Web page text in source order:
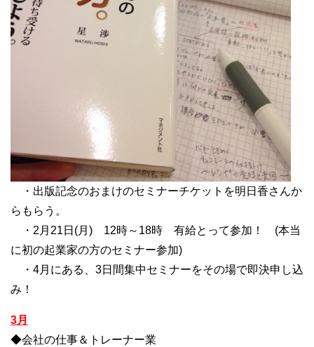
・出版記念のおまけのセミナーチケットを明日香さんか
らもらう。
・2月21日(月) 12時～18時 有給とって参加！ (本当
に初の起業家の方のセミナー参加)
・4月にある、3日間集中セミナーをその場で即決申し込
み！
3月
◆会社の仕事＆トレーナー業